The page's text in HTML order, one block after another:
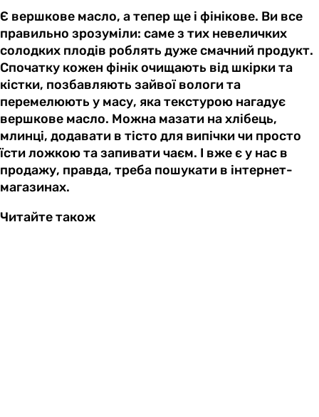
Є вершкове масло, а тепер ще і фінікове. Ви все
правильно зрозуміли: саме з тих невеличких
солодких плодів роблять дуже смачний продукт.
Спочатку кожен фінік очищають від шкірки та
кістки, позбавляють зайвої вологи та
перемелюють у масу, яка текстурою нагадує
вершкове масло. Можна мазати на хлібець,
млинці, додавати в тісто для випічки чи просто
їсти ложкою та запивати чаєм. І вже є у нас в
продажу, правда, треба пошукати в інтернет-
магазинах.
Читайте також